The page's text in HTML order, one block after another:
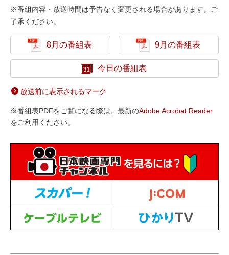
※番組内容・放送時間は予告なく変更される場合があります。ご
了承ください。
8月の番組表 9月の番組表
今日の番組表
放送前に表示されるマーク
※番組表PDFをご覧になる際は、最新のAdobe Acrobat Reader
をご利用ください。